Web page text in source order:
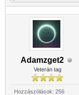
Adamzget2
Veterán tag
Hozzászólások: 256